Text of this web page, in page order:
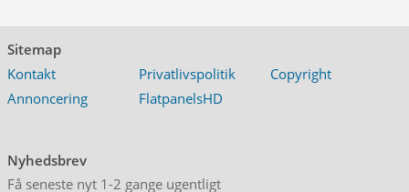
Sitemap
Kontakt
Privatlivspolitik
Copyright
Annoncering
FlatpanelsHD
Nyhedsbrev
Få seneste nyt 1-2 gange ugentligt